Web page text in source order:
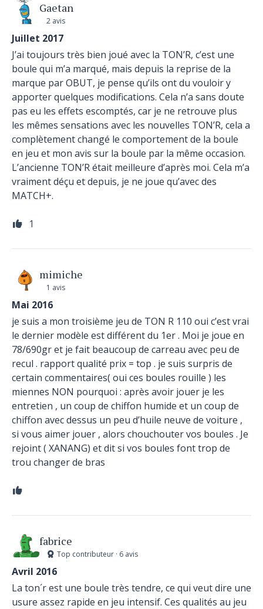
Gaetan
2 avis
Juillet 2017
J’ai toujours très bien joué avec la TON’R, c’est une
boule qui m’a marqué, mais depuis la reprise de la
marque par OBUT, je pense qu’ils ont du vouloir y
apporter quelques modifications. Cela n’a sans doute
pas eu les effets escomptés, car je ne retrouve plus
les mêmes sensations avec les nouvelles TON’R, cela a
complètement changé le comportement de la boule
en jeu et mon avis sur la boule par la même occasion.
L’ancienne TON’R était meilleure d’après moi. Cela m’a
vraiment déçu et depuis, je ne joue qu’avec des
MATCH+.
1
mimiche
1 avis
Mai 2016
je suis a mon troisième jeu de TON R 110 oui c’est vrai
le dernier modèle est différent du 1er . Moi je joue en
78/690gr et je fait beaucoup de carreau avec peu de
recul . rapport qualité prix = top . je suis surpris de
certain commentaires( oui ces boules rouille ) les
miennes NON pourquoi : après avoir jouer je les
entretien , un coup de chiffon humide et un coup de
chiffon avec dessus un peu d’huile neuve de voiture ,
si vous aimer jouer , alors chouchouter vos boules . Je
rejoint ( XANANG) et dit si vos boules font trop de
trou changer de bras
fabrice
Top contributeur · 6 avis
Avril 2016
La ton´r est une boule très tendre, ce qui veut dire une
usure assez rapide en jeu intensif. Ces qualités au jeu